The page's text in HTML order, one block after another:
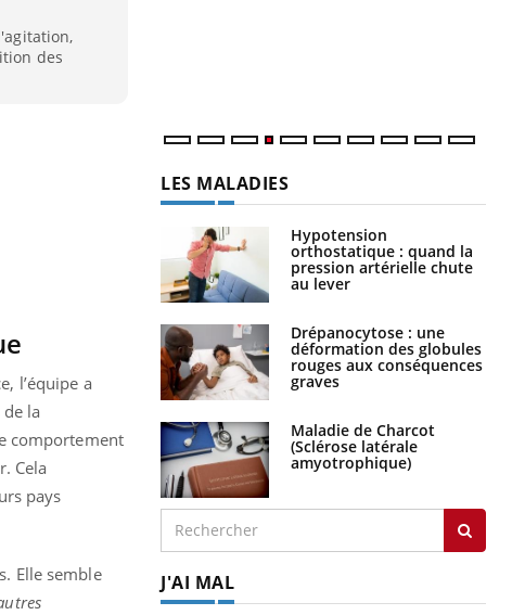
des
l’équipe a
la
comportement
Cela
pays
Elle semble
LES MALADIES
Hypotension
orthostatique : quand la
pression artérielle chute
au lever
Drépanocytose : une
déformation des globules
rouges aux conséquences
graves
Maladie de Charcot
(Sclérose latérale
amyotrophique)
J'AI MAL